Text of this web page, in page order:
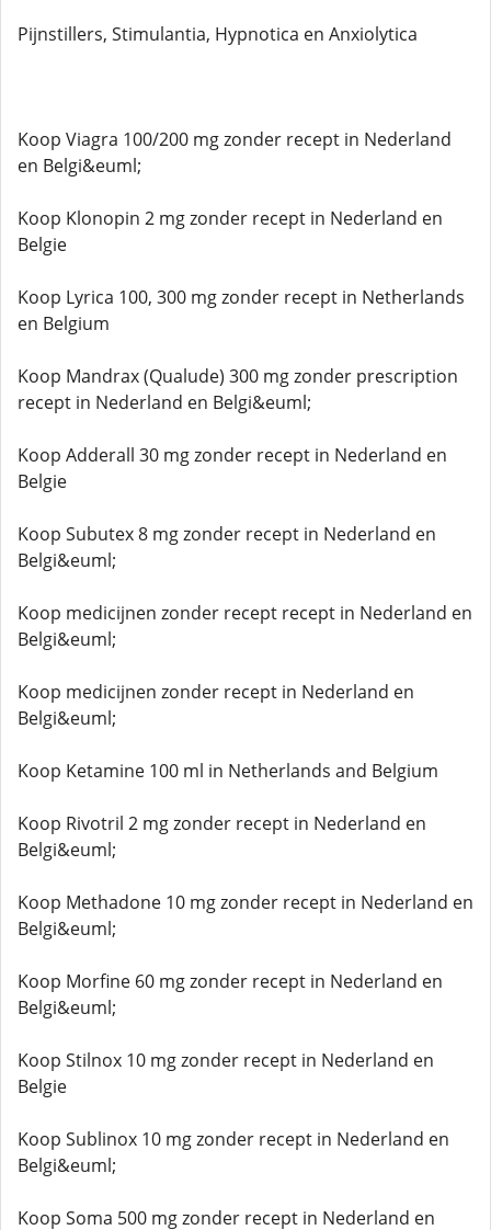
Pijnstillers, Stimulantia, Hypnotica en Anxiolytica
Koop Viagra 100/200 mg zonder recept in Nederland
en Belgi&euml;
Koop Klonopin 2 mg zonder recept in Nederland en
Belgie
Koop Lyrica 100, 300 mg zonder recept in Netherlands
en Belgium
Koop Mandrax (Qualude) 300 mg zonder prescription
recept in Nederland en Belgi&euml;
Koop Adderall 30 mg zonder recept in Nederland en
Belgie
Koop Subutex 8 mg zonder recept in Nederland en
Belgi&euml;
Koop medicijnen zonder recept recept in Nederland en
Belgi&euml;
Koop medicijnen zonder recept in Nederland en
Belgi&euml;
Koop Ketamine 100 ml in Netherlands and Belgium
Koop Rivotril 2 mg zonder recept in Nederland en
Belgi&euml;
Koop Methadone 10 mg zonder recept in Nederland en
Belgi&euml;
Koop Morfine 60 mg zonder recept in Nederland en
Belgi&euml;
Koop Stilnox 10 mg zonder recept in Nederland en
Belgie
Koop Sublinox 10 mg zonder recept in Nederland en
Belgi&euml;
Koop Soma 500 mg zonder recept in Nederland en